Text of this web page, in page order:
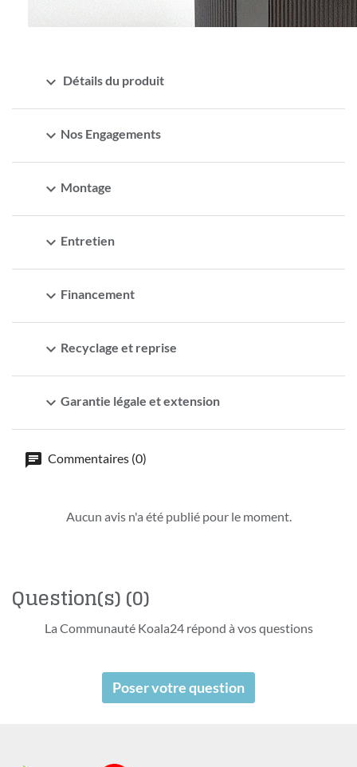
expand_more Détails du produit
expand_more Nos Engagements
expand_more Montage
expand_more Entretien
expand_more Financement
expand_more Recyclage et reprise
expand_more Garantie légale et extension
Commentaires (0)
Aucun avis n'a été publié pour le moment.
Question(s)(0)
La Communauté Koala24 répond à vos questions
Poser votre question